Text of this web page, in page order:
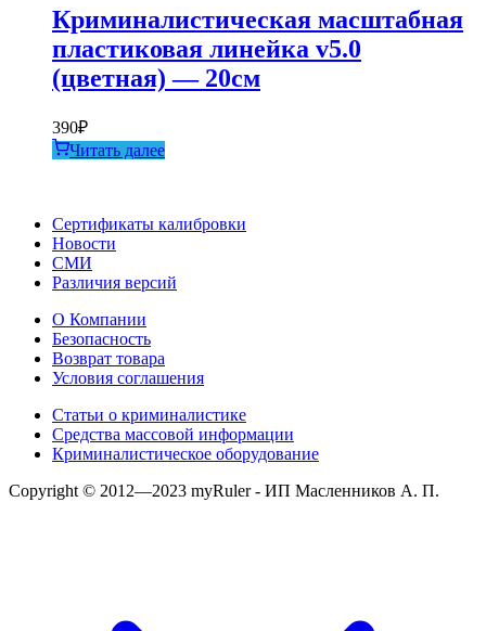
Криминалистическая масштабная
пластиковая линейка v5.0
(цветная) — 20см
390₽
Читать далее
Сертификаты калибровки
Новости
СМИ
Различия версий
О Компании
Безопасность
Возврат товара
Условия соглашения
Статьи о криминалистике
Средства массовой информации
Криминалистическое оборудование
Copyright © 2012—2023 myRuler - ИП Масленников А. П.